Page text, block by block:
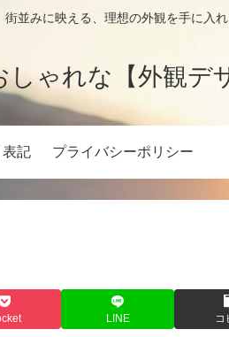
街並みに映える、理想の外観を手に入れ
しゃれな【外観デ
記 プライバシーポリシー
LINE コ